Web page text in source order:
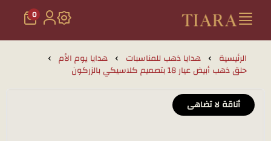
تيارا للذهب والمجوهرات
0
الرئيسية هدايا ذهب للمناسبات هدايا يوم الأم
حلق ذهب أبيض عيار 18 بتصميم كلاسيكي بالزركون
أناقة لا تضاهى